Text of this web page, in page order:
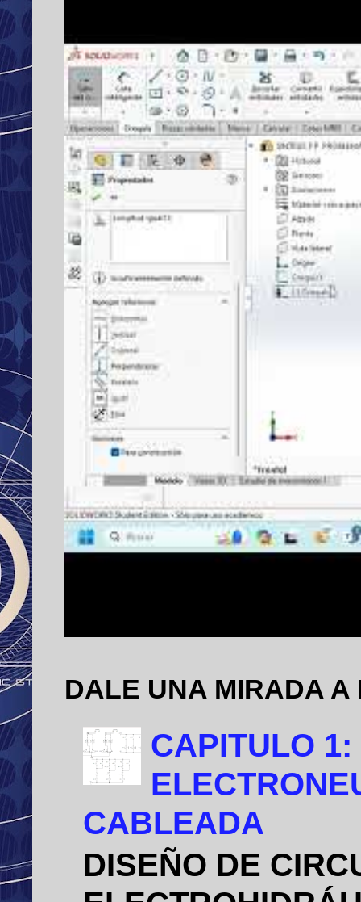
DALE UNA MIRADA
CAPITULO
CABLEADA
DISEÑO DE